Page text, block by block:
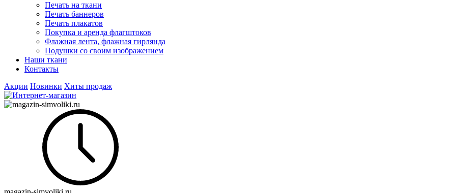
Печать на ткани
Печать баннеров
Печать плакатов
Покупка и аренда флагштоков
Флажная лента, флажная гирлянда
Подушки со своим изображением
Наши ткани
Контакты
Акции Новинки Хиты продаж